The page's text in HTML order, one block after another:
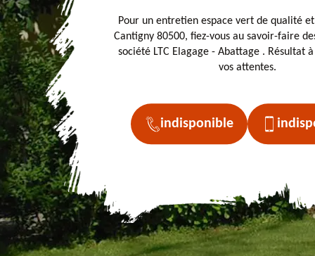
Pour un entretien espace vert de qualité
Cantigny 80500, fiez-vous au savoir-faire
société LTC Elagage - Abattage . Résultat
vos attentes.
indisponible